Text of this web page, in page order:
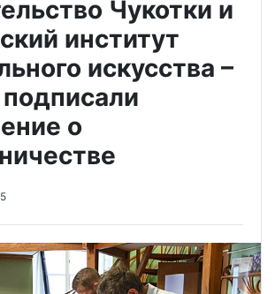
Чукотки и
институт
искусства –
о